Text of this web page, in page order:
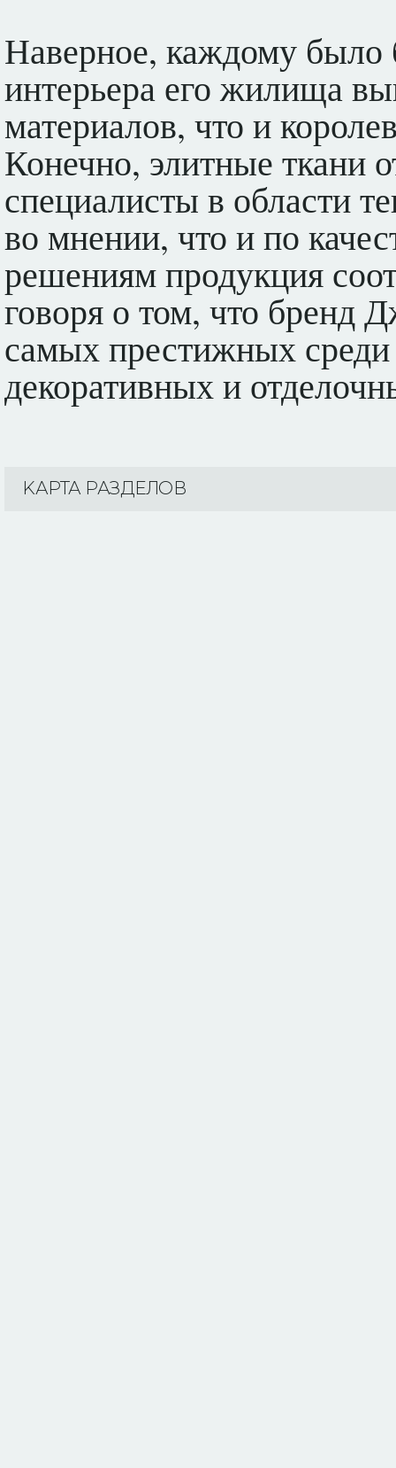
Наверное, каждому было
интерьера его жилища
материалов, что и
Конечно, элитные ткани
специалисты в области
во мнении, что и по
решениям продукция
говоря о том, что бренд
самых престижных среди
декоративных и
KАРТА РАЗДЕЛОВ